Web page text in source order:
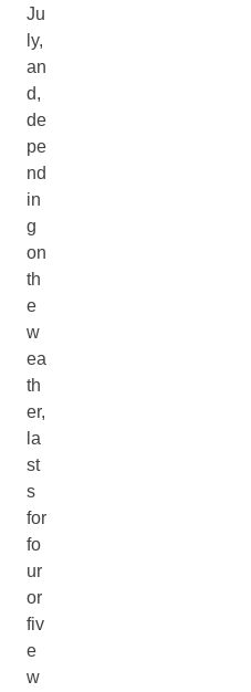
Ju
ly,
an
d,
de
pe
nd
in
g
on
th
e
w
ea
th
er,
la
st
s
for
fo
ur
or
fiv
e
w